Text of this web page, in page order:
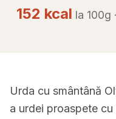
152 kcal la 100g ·
Urda cu smântână
a urdei proaspete